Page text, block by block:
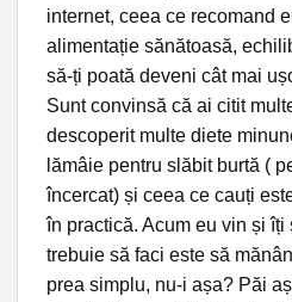
internet, ceea ce recomand
alimentație sănătoasă,
să-ți poată deveni cât mai
Sunt convinsă că ai citit
descoperit multe diete
lămâie pentru slăbit burtă (
încercat) și ceea ce cauți
în practică. Acum eu vin și îți
trebuie să faci este să
prea simplu, nu-i așa? Păi